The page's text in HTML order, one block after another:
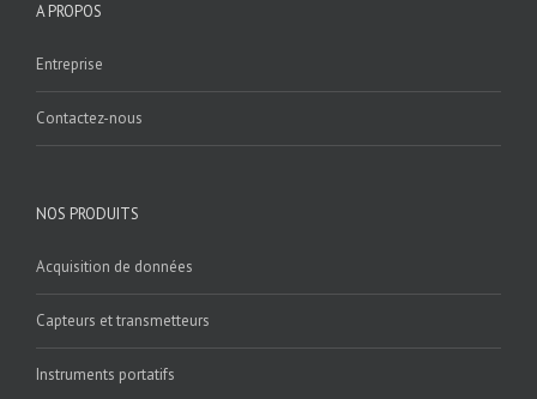
A PROPOS
Entreprise
Contactez-nous
NOS PRODUITS
Acquisition de données
Capteurs et transmetteurs
Instruments portatifs